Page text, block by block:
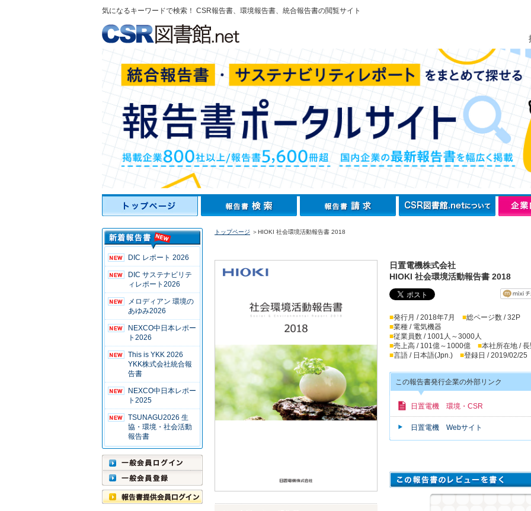
気になるキーワードで検索！ CSR報告書、環境報告書、統合報告書の閲覧サイト
DIC レポート 2026
DIC サステナビリテ
ィレポート2026
メロディアン 環境の
あゆみ2026
NEXCO中日本レポー
ト2026
This is YKK 2026
YKK株式会社統合報
告書
NEXCO中日本レポー
ト2025
TSUNAGU2026 生
協・環境・社会活動
報告書
トップページ ＞HIOKI 社会環境活動報告書 2018
日置電機株式会社
HIOKI 社会環境活動報告書 2018
■発行月 / 2018年7月 ■総ページ数 / 32P
■業種 / 電気機器
■従業員数 / 1001人～3000人
■売上高 / 101億～1000億 ■本社所在地 /
■言語 / 日本語(Jpn.) ■登録日 / 2019/02/25
この報告書発行企業の外部リンク
日置電機 環境・CSR
日置電機 Webサイト